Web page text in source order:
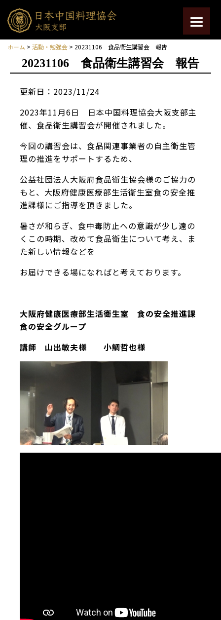
ホーム > 活動・勉強会 > 20231106 食品衛生講習会 報告
20231106 食品衛生講習会 報告
更新日：2023/11/24
2023年11月6日 日本中国料理協会大阪支部主
催、食品衛生講習会が開催されました。
今回の講習会は、食品関連事業者の自主衛生管
理の推進をサポートするため、
公益社団法人大阪府食品衛生協会様のご協力の
もと、大阪府健康医療部生活衛生室食の安全推
進課様にご指導を頂きました。
暑さが和らぎ、食中毒防止への意識が少し遠の
くこの時期、改めて食品衛生について考え、ま
た新しい情報などを
お届けできる場になればと考えております。
大阪府健康医療部生活衛生室 食の安全推進課
食の安全グループ
講師 山出敏夫様 小鯛哲也様